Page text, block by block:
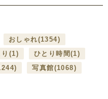
おしゃれ(1354)
(1) ひとり時間(1)
写真館(1068)